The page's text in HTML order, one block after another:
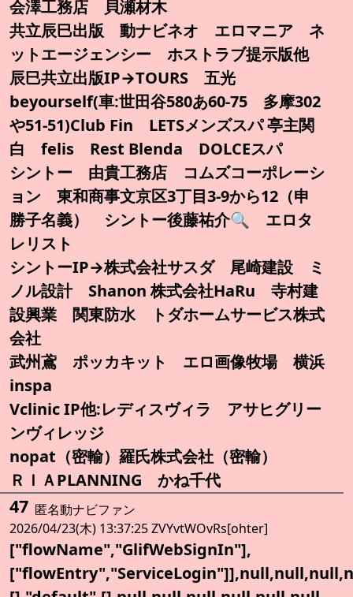
会澤工務店 貝瀬材木
共立辰巳出版 動ナビネオ エロマニア ネ
ットエージェンシー ホストラブ提示版他
辰巳共立出版IP→TOURS 五光
beyourself(車:世田谷580あ60-75 多摩302
や51-51)Club Fin LETSメンズスパ 亭主関
白 felis Rest Blenda DOLCEスパ
シントー 由貴工務店 コムズコーポレーシ
ョン 東和商事文京区3丁目3-9から12（申
勝子名義） シントー後藤祐介🔍️ エロタ
レリスト
シントーIP→株式会社サスダ 尾崎建設 ミ
ノル設計 Shanon 株式会社HaRu 寺村建
設興業 関東防水 トダホームサービス株式
会社
武州鳶 ポッカキット エロ画像牧場 横浜
inspa
Vclinic IP他:レディスヴィラ アサヒグリー
ンヴィレッジ
nopat（密輸）羅氏株式会社（密輸）
ＲＩＡPLANNING かね千代
47 匿名動ナビファン
2026/04/23(木) 13:37:25 ZVYvtWOvRs[ohter]
["flowName","GlifWebSignIn"],